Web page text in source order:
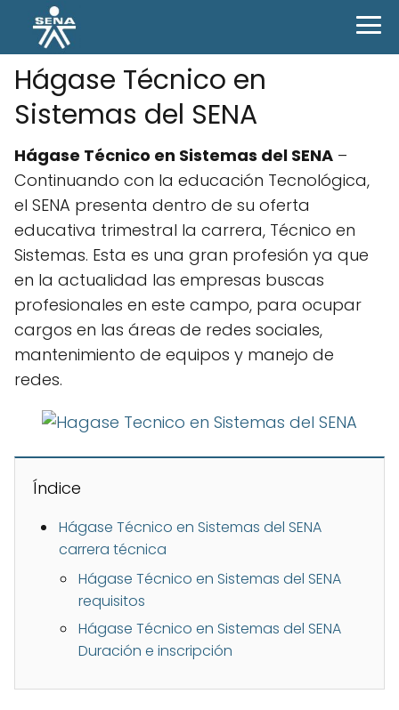
Hágase Técnico en
Sistemas del SENA
Hágase Técnico en Sistemas del SENA –
Continuando con la educación Tecnológica,
el SENA presenta dentro de su oferta
educativa trimestral la carrera, Técnico en
Sistemas. Esta es una gran profesión ya que
en la actualidad las empresas buscas
profesionales en este campo, para ocupar
cargos en las áreas de redes sociales,
mantenimiento de equipos y manejo de
redes.
Índice
Hágase Técnico en Sistemas del SENA
carrera técnica
Hágase Técnico en Sistemas del SENA
requisitos
Hágase Técnico en Sistemas del SENA
Duración e inscripción